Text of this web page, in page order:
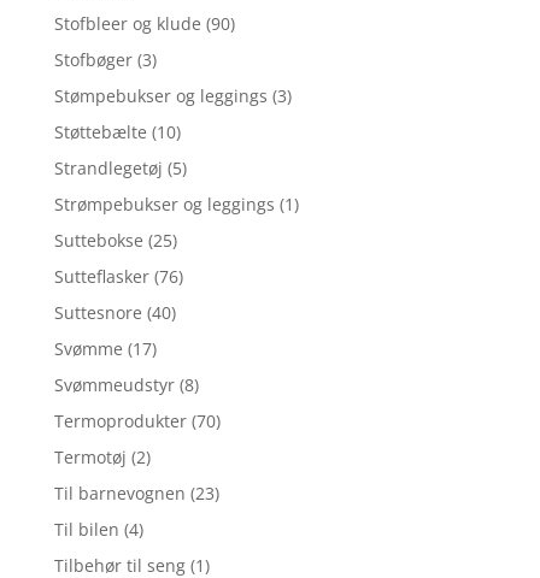
Stofbleer og klude (90)
Stofbøger (3)
Stømpebukser og leggings (3)
Støttebælte (10)
Strandlegetøj (5)
Strømpebukser og leggings (1)
Suttebokse (25)
Sutteflasker (76)
Suttesnore (40)
Svømme (17)
Svømmeudstyr (8)
Termoprodukter (70)
Termotøj (2)
Til barnevognen (23)
Til bilen (4)
Tilbehør til seng (1)